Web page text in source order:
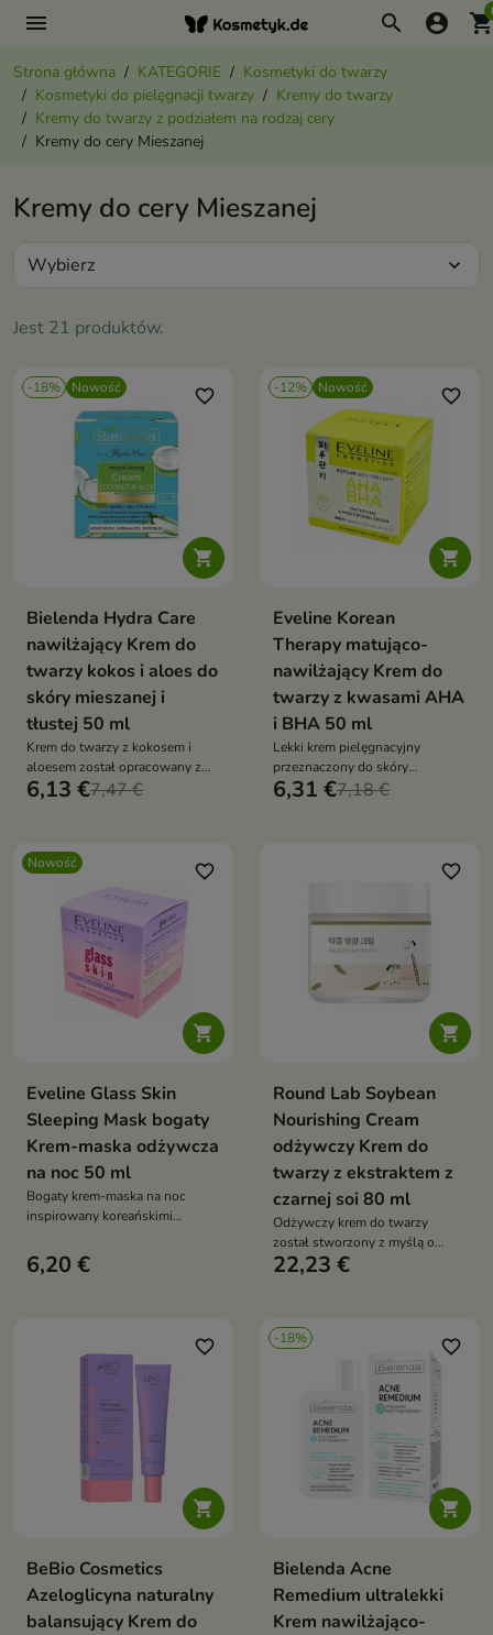
menu search account_circle
Strona główna KATEGORIE
Kosmetyki do twarzy
Kosmetyki do pielęgnacji twarzy
Kremy do twarzy
Kremy do twarzy z podziałem na rodzaj cery
Kremy do cery Mieszanej
Kremy do cery Mieszanej
Jest 21 produktów.
Wybierz expand_more
-18% Nowość

favorite_border
Bielenda Hydra Care
nawilżający Krem do
twarzy kokos i aloes do
skóry mieszanej i
tłustej 50 ml
Krem do twarzy z kokosem i
aloesem został opracowany z
myślą o potrzebach skóry
6,13 €7,47 €
-12% Nowość

favorite_border
Eveline Korean
Therapy matująco-
nawilżający Krem do
twarzy z kwasami AHA
i BHA 50 ml
Lekki krem pielęgnacyjny
przeznaczony do skóry
mieszanej, tłustej i
6,31 €7,18 €
Nowość

favorite_border
Eveline Glass Skin
Sleeping Mask bogaty
Krem-maska odżywcza
na noc 50 ml
Bogaty krem-maska na noc
inspirowany koreańskimi
6,20 €

favorite_border
Round Lab Soybean
Nourishing Cream
odżywczy Krem do
twarzy z ekstraktem z
czarnej soi 80 ml
Odżywczy krem do twarzy
został stworzony z myślą o
skórze suchej, mieszanej,
22,23 €

favorite_border
BeBio Cosmetics
Azeloglicyna naturalny
balansujący Krem do
-18%

favorite_border
Bielenda Acne
Remedium ultralekki
Krem nawilżająco-